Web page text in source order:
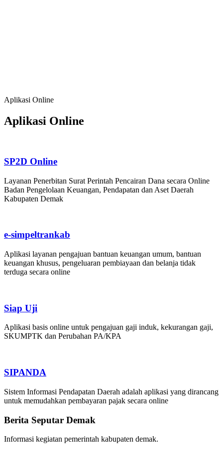
Aplikasi Online
Aplikasi Online
SP2D Online
Layanan Penerbitan Surat Perintah Pencairan Dana secara Online
Badan Pengelolaan Keuangan, Pendapatan dan Aset Daerah
Kabupaten Demak
e-simpeltrankab
Aplikasi layanan pengajuan bantuan keuangan umum, bantuan
keuangan khusus, pengeluaran pembiayaan dan belanja tidak
terduga secara online
Siap Uji
Aplikasi basis online untuk pengajuan gaji induk, kekurangan gaji,
SKUMPTK dan Perubahan PA/KPA
SIPANDA
Sistem Informasi Pendapatan Daerah adalah aplikasi yang dirancang
untuk memudahkan pembayaran pajak secara online
Berita Seputar Demak
Informasi kegiatan pemerintah kabupaten demak.